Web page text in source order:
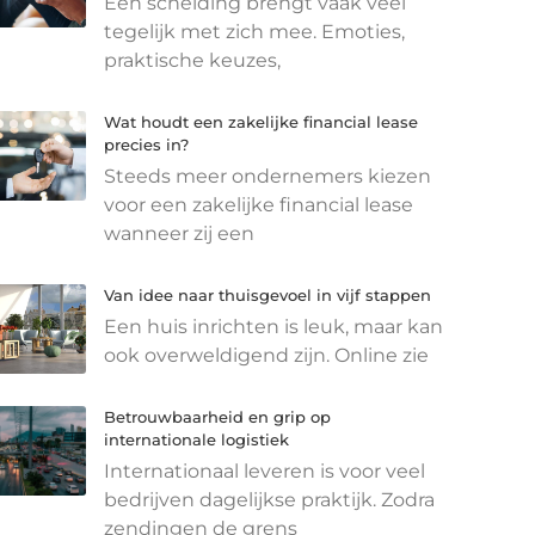
tegelijk met zich mee. Emoties,
praktische keuzes,
Wat houdt een zakelijke financial lease
precies in?
Steeds meer ondernemers kiezen
voor een zakelijke financial lease
wanneer zij een
Van idee naar thuisgevoel in vijf stappen
Een huis inrichten is leuk, maar kan
ook overweldigend zijn. Online zie
Betrouwbaarheid en grip op
internationale logistiek
Internationaal leveren is voor veel
bedrijven dagelijkse praktijk. Zodra
zendingen de grens